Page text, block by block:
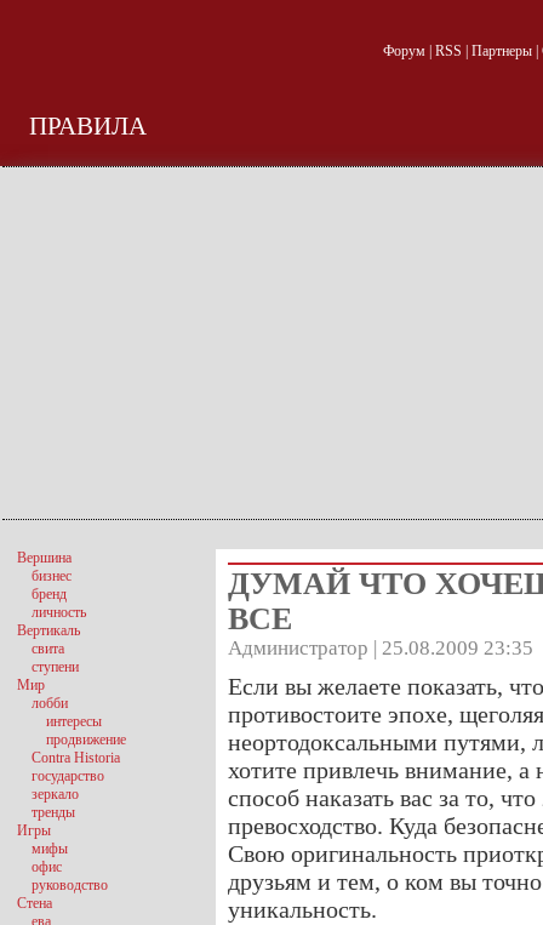
Форум| RSS Партнеры|
ПРАВИЛА
ДУМАЙ ЧТО
ВСЕ
Администратор | 25.08.2009 23:35
Если вы желаете показать,
противостоите эпохе,
неортодоксальными путями,
хотите привлечь внимание,
способ наказать вас за то,
превосходство. Куда
Свою оригинальность
друзьям и тем, о ком вы
уникальность.
Вершина
бизнес
бренд
личность
Вертикаль
свита
ступени
Мир
лобби
интересы
продвижение
Contra Historia
государство
зеркало
тренды
Игры
мифы
офис
руководство
Стена
ева